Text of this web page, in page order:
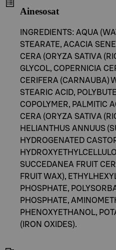
Ainesosat
INGREDIENTS: AQUA
STEARATE, ACACIA
CERA (ORYZA SATIVA
GLYCOL, COPERNICIA
CERIFERA (CARNAUBA)
STEARIC ACID,
COPOLYMER, PALMITIC
CERA (ORYZA SATIVA
HELIANTHUS ANNUUS
HYDROGENATED
SUCCEDANEA FRUIT
FRUIT WAX),
PHOSPHATE,
PHOSPHATE,
PHENOXYETHANOL,
(IRON OXIDES).